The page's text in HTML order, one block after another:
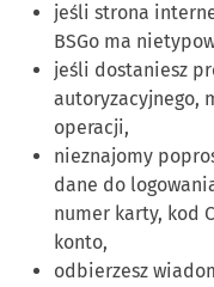
jeśli strona
BSGo ma
jeśli dostaniesz
autoryzacyjnego,
operacji,
nieznajomy
dane do
numer karty, kod
konto,
odbierzesz